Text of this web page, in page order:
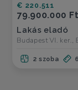
€ 220.511
79.900.000 Ft
Lakás eladó
Budapest VI. ker.,
2 szoba